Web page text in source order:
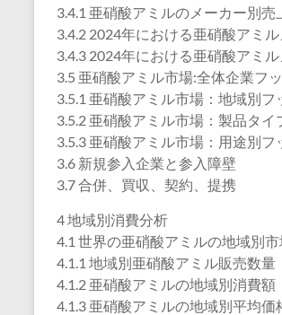
3.4.1 亜硝酸アミルのメーカー別
3.4.2 2024年における亜硝酸アミ
3.4.3 2024年における亜硝酸アミ
3.5 亜硝酸アミル市場:全体企業フ
3.5.1 亜硝酸アミル市場：地域別フ
3.5.2 亜硝酸アミル市場：製品タイ
3.5.3 亜硝酸アミル市場：用途別フ
3.6 新規参入企業と参入障壁
3.7 合併、買収、契約、提携
4 地域別消費分析
4.1 世界の亜硝酸アミルの地域別
4.1.1 地域別亜硝酸アミル販売数量
4.1.2 亜硝酸アミルの地域別消費額
4.1.3 亜硝酸アミルの地域別平均価